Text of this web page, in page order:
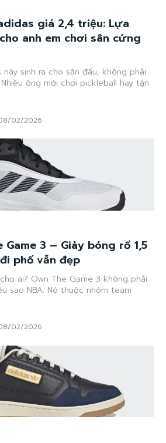
giá 2,4 triệu: Lựa
anh em chơi sân cứng
sinh ra cho sân đấu, không phải
ông mới chơi pickleball hay tận
02/2026
Game 3 – Giày bóng rổ 1,5
phố vẫn đẹp
ai? Own The Game 3 không phải
sao NBA. Nó thuộc nhóm team
02/2026